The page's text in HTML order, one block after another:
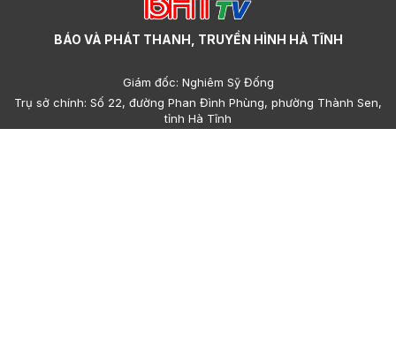
BÁO VÀ PHÁT THANH, TRUYỀN HÌNH HÀ TĨNH
Giám đốc: Nghiêm Sỹ Đống
Trụ sở chính: Số 22, đường Phan Đình Phùng, phường Thành Sen,
tỉnh Hà Tĩnh